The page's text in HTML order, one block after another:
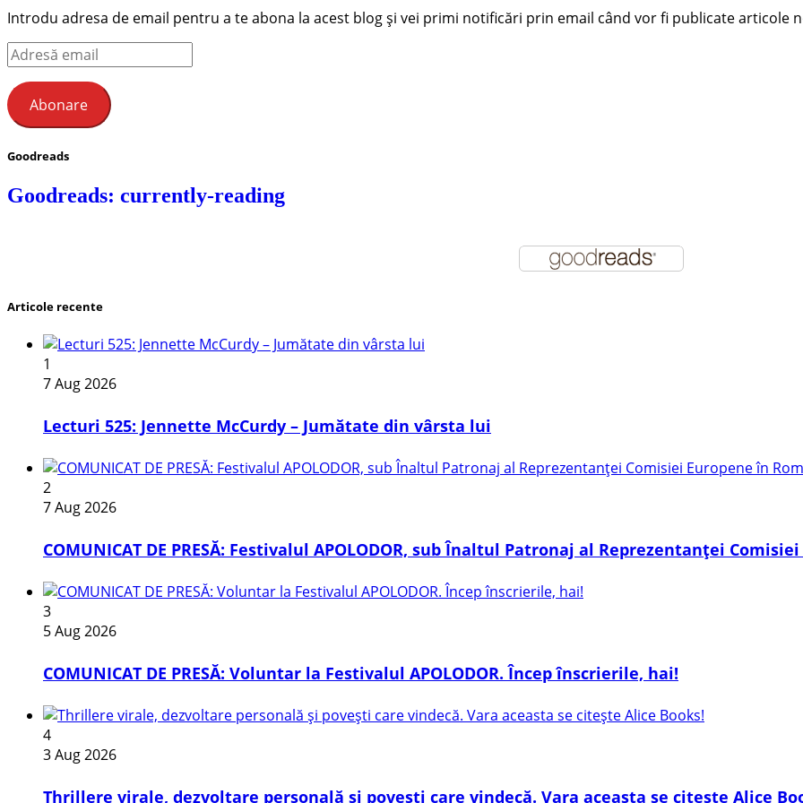
Introdu adresa de email pentru a te abona la acest blog și vei primi notificări prin email când vor fi publicate articole
Adresă
email
Abonare
Goodreads
Goodreads: currently-reading
Articole recente
1
7 Aug 2026
Lecturi 525: Jennette McCurdy – Jumătate din vârsta lui
2
7 Aug 2026
COMUNICAT DE PRESĂ: Festivalul APOLODOR, sub Înaltul Patronaj al Reprezentanței
3
5 Aug 2026
COMUNICAT DE PRESĂ: Voluntar la Festivalul APOLODOR. Încep înscrierile, hai!
4
3 Aug 2026
Thrillere virale, dezvoltare personală și povești care vindecă. Vara aceasta se citește Alice